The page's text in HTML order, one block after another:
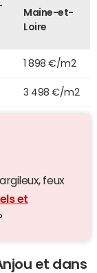
Maine-et-
Loire
1 898 €/m2
3 498 €/m2
feux
et
et dans